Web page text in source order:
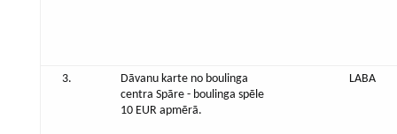
3.
Dāvanu karte no boulinga
centra Spāre - boulinga spēle
10 EUR apmērā.
LABA